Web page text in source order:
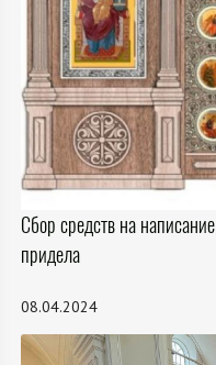
Сбор средств на
придела
08.04.2024